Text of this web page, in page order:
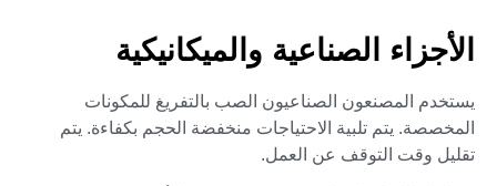
الأجزاء الصناعية والميكانيكية
يستخدم المصنعون الصناعيون الصب بالتفريغ للمكونات
المخصصة. يتم تلبية الاحتياجات منخفضة الحجم بكفاءة. يتم
تقليل وقت التوقف عن العمل.